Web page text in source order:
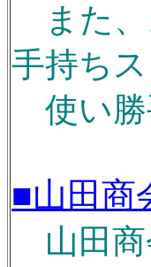
また、
手持ち
使い勝
■山田商
山田商